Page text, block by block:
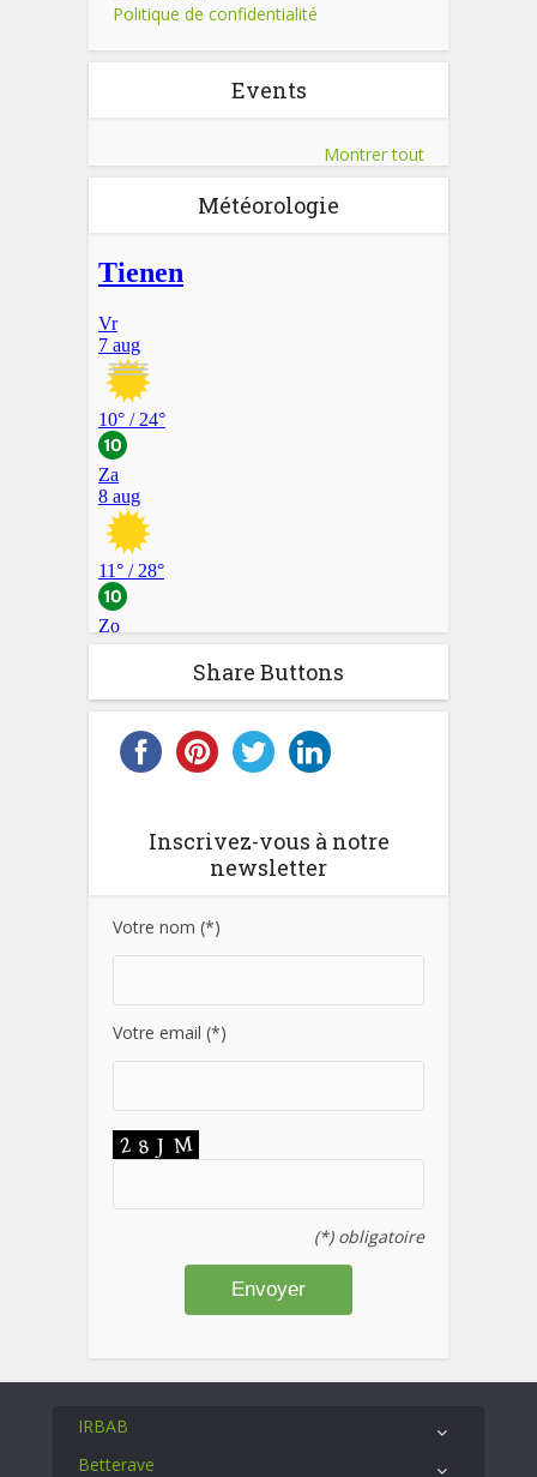
Politique de confidentialité
Events
Montrer tout
Météorologie
Share Buttons
Inscrivez-vous à notre
newsletter
Votre nom (*)
Votre email (*)
(*) obligatoire
IRBAB
Betterave